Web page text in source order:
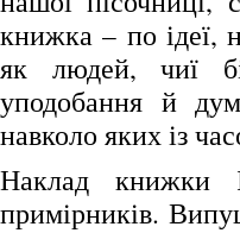
книжка – по ідеї,
як людей, чиї
уподобання й
навколо яких із
Наклад книжки
примірників.